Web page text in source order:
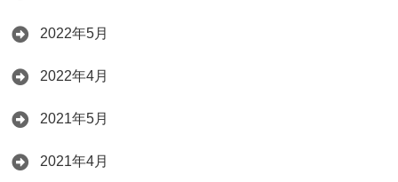
2022年5月
2022年4月
2021年5月
2021年4月